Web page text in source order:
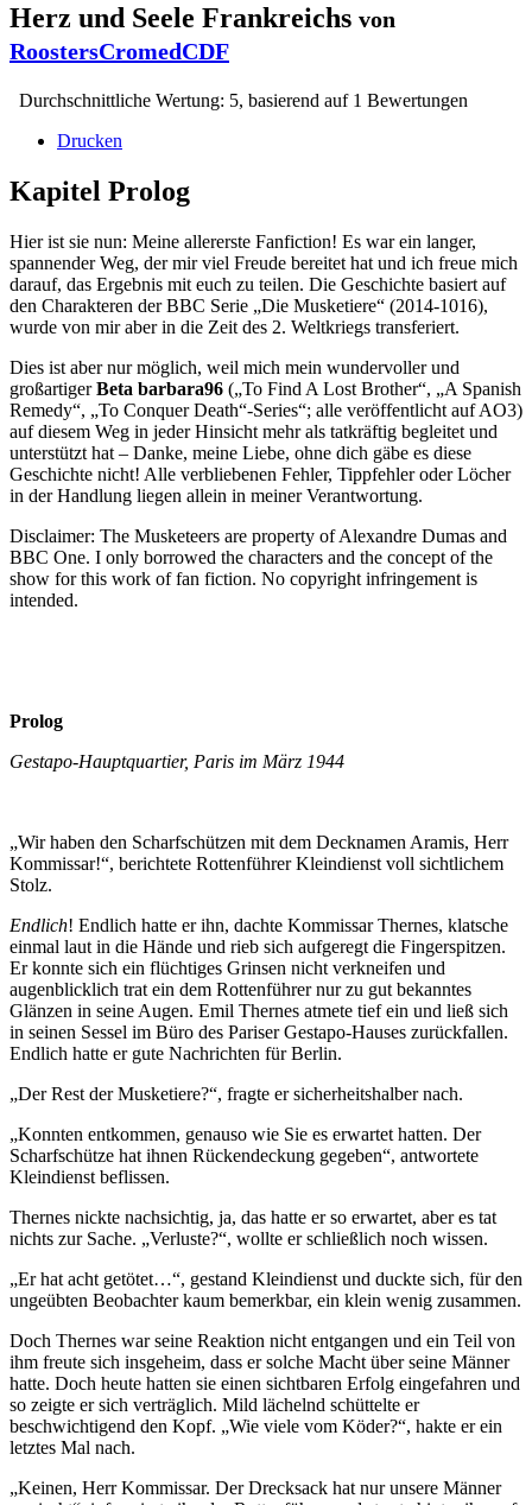
Herz und Seele Frankreichs von
RoostersCromedCDF
Durchschnittliche Wertung: 5, basierend auf 1 Bewertungen
Drucken
Kapitel Prolog
Hier ist sie nun: Meine allererste Fanfiction! Es war ein langer,
spannender Weg, der mir viel Freude bereitet hat und ich freue mich
darauf, das Ergebnis mit euch zu teilen. Die Geschichte basiert auf
den Charakteren der BBC Serie „Die Musketiere“ (2014-1016),
wurde von mir aber in die Zeit des 2. Weltkriegs transferiert.
Dies ist aber nur möglich, weil mich mein wundervoller und
großartigerBeta barbara96 („To Find A Lost Brother“, „A Spanish
Remedy“, „To Conquer Death“-Series“; alle veröffentlicht auf AO3)
auf diesem Weg in jeder Hinsicht mehr als tatkräftig begleitet und
unterstützt hat – Danke, meine Liebe, ohne dich gäbe es diese
Geschichte nicht! Alle verbliebenen Fehler, Tippfehler oder Löcher
in der Handlung liegen allein in meiner Verantwortung.
Disclaimer: The Musketeers are property of Alexandre Dumas and
BBC One. I only borrowed the characters and the concept of the
show for this work of fan fiction. No copyright infringement is
intended.
Prolog
Gestapo-Hauptquartier, Paris im März 1944
„Wir haben den Scharfschützen mit dem Decknamen Aramis, Herr
Kommissar!“, berichtete Rottenführer Kleindienst voll sichtlichem
Stolz.
Endlich! Endlich hatte er ihn, dachte Kommissar Thernes, klatsche
einmal laut in die Hände und rieb sich aufgeregt die Fingerspitzen.
Er konnte sich ein flüchtiges Grinsen nicht verkneifen und
augenblicklich trat ein dem Rottenführer nur zu gut bekanntes
Glänzen in seine Augen. Emil Thernes atmete tief ein und ließ sich
in seinen Sessel im Büro des Pariser Gestapo-Hauses zurückfallen.
Endlich hatte er gute Nachrichten für Berlin.
„Der Rest der Musketiere?“, fragte er sicherheitshalber nach.
„Konnten entkommen, genauso wie Sie es erwartet hatten. Der
Scharfschütze hat ihnen Rückendeckung gegeben“, antwortete
Kleindienst beflissen.
Thernes nickte nachsichtig, ja, das hatte er so erwartet, aber es tat
nichts zur Sache. „Verluste?“, wollte er schließlich noch wissen.
„Er hat acht getötet…“, gestand Kleindienst und duckte sich, für den
ungeübten Beobachter kaum bemerkbar, ein klein wenig zusammen.
Doch Thernes war seine Reaktion nicht entgangen und ein Teil von
ihm freute sich insgeheim, dass er solche Macht über seine Männer
hatte. Doch heute hatten sie einen sichtbaren Erfolg eingefahren und
so zeigte er sich verträglich. Mild lächelnd schüttelte er
beschwichtigend den Kopf. „Wie viele vom Köder?“, hakte er ein
letztes Mal nach.
„Keinen, Herr Kommissar. Der Drecksack hat nur unsere Männer